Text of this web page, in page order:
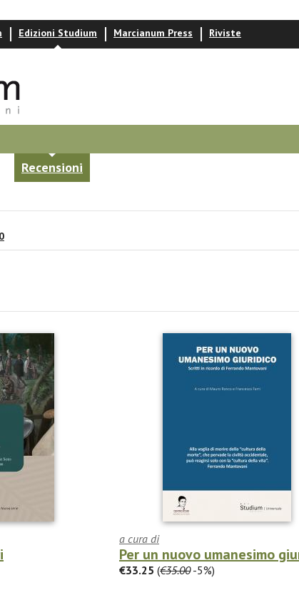
Edizioni Studium Marcianum Press Riviste
Recensioni
a cura di
Per un nuovo umanesimo
€33.25 (€35.00-5%)